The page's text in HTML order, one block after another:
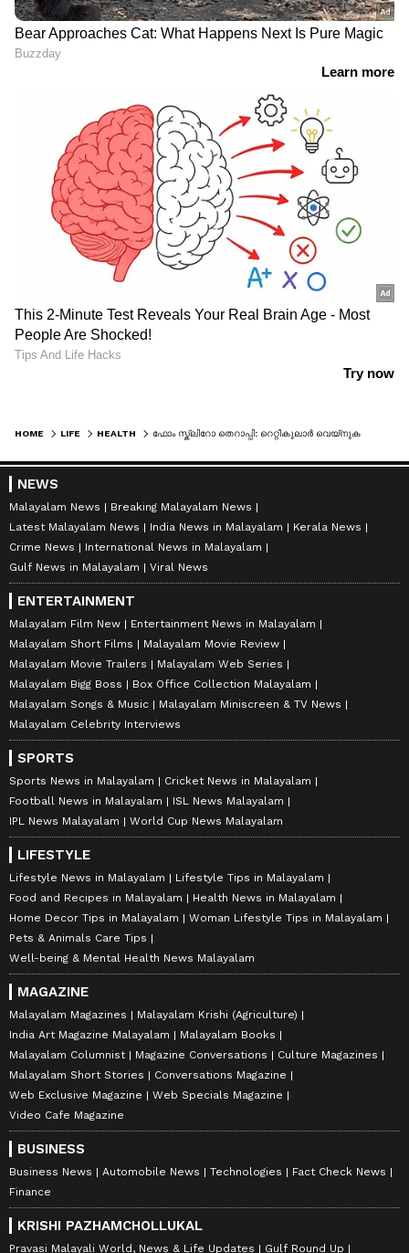
HOME LIFE HEALTH
NEWS
Malayalam News
Breaking Malayalam News
Latest Malayalam News
India News in Malayalam
Kerala News
Crime News
International News in Malayalam
Gulf News in Malayalam
Viral News
ENTERTAINMENT
Malayalam Film New
Entertainment News in Malayalam
Malayalam Short Films
Malayalam Movie Review
Malayalam Movie Trailers
Malayalam Web Series
Malayalam Bigg Boss
Box Office Collection Malayalam
Malayalam Songs & Music
Malayalam Miniscreen & TV News
Malayalam Celebrity Interviews
SPORTS
Sports News in Malayalam
Cricket News in Malayalam
Football News in Malayalam
ISL News Malayalam
IPL News Malayalam
World Cup News Malayalam
LIFESTYLE
Lifestyle News in Malayalam
Lifestyle Tips in Malayalam
Food and Recipes in Malayalam
Health News in Malayalam
Home Decor Tips in Malayalam
Woman Lifestyle Tips in Malayalam
Pets & Animals Care Tips
Well-being & Mental Health News Malayalam
MAGAZINE
Malayalam Magazines
Malayalam Krishi (Agriculture)
India Art Magazine Malayalam
Malayalam Books
Malayalam Columnist
Magazine Conversations
Culture Magazines
Malayalam Short Stories
Conversations Magazine
Web Exclusive Magazine
Web Specials Magazine
Video Cafe Magazine
BUSINESS
Business News Automobile News Technologies
Fact Check News
Finance
KRISHI PAZHAMCHOLLUKAL
Pravasi Malayali World, News & Life Updates Gulf Round Up